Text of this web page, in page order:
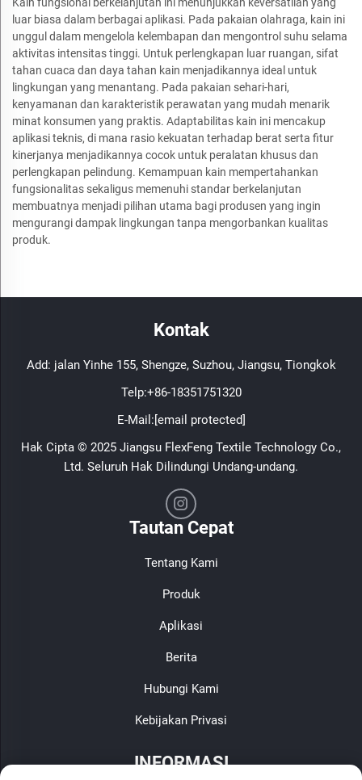
luar biasa dalam berbagai aplikasi. Pada pakaian olahraga, kain ini
unggul dalam mengelola kelembapan dan mengontrol suhu selama
aktivitas intensitas tinggi. Untuk perlengkapan luar ruangan, sifat
tahan cuaca dan daya tahan kain menjadikannya ideal untuk
lingkungan yang menantang. Pada pakaian sehari-hari,
kenyamanan dan karakteristik perawatan yang mudah menarik
minat konsumen yang praktis. Adaptabilitas kain ini mencakup
aplikasi teknis, di mana rasio kekuatan terhadap berat serta fitur
kinerjanya menjadikannya cocok untuk peralatan khusus dan
perlengkapan pelindung. Kemampuan kain mempertahankan
fungsionalitas sekaligus memenuhi standar berkelanjutan
membuatnya menjadi pilihan utama bagi produsen yang ingin
mengurangi dampak lingkungan tanpa mengorbankan kualitas
produk.
Kontak
Add: jalan Yinhe 155, Shengze, Suzhou, Jiangsu, Tiongkok
Telp:+86-18351751320
E-Mail:[email protected]
Hak Cipta © 2025 Jiangsu FlexFeng Textile Technology Co.,
Ltd. Seluruh Hak Dilindungi Undang-undang.
Tautan Cepat
Tentang Kami
Produk
Aplikasi
Berita
Hubungi Kami
Kebijakan Privasi
INFORMASI